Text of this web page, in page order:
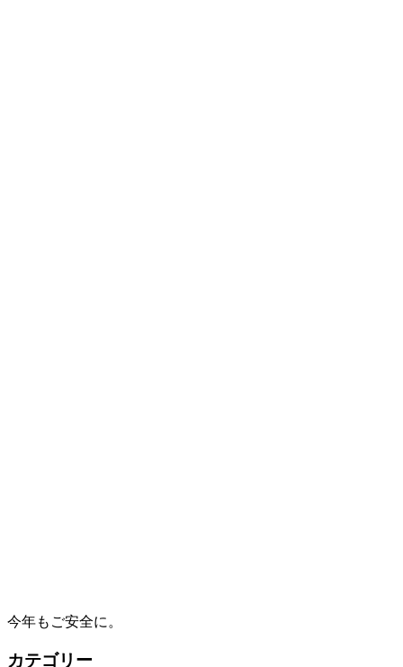
今年もご安全に。
カテゴリー